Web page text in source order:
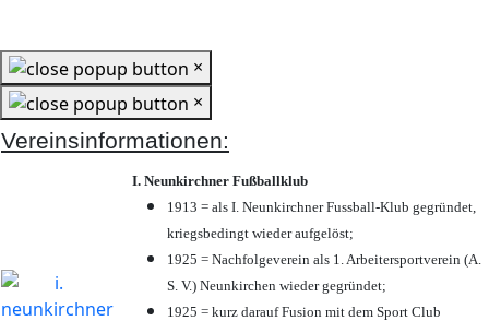
×
×
Vereinsinformationen:
I. Neunkirchner Fußballklub
1913 = als I. Neunkirchner Fussball-Klub gegründet,
kriegsbedingt wieder aufgelöst;
1925 = Nachfolgeverein als 1. Arbeitersportverein (A.
S. V.) Neunkirchen wieder gegründet;
1925 = kurz darauf Fusion mit dem Sport Club